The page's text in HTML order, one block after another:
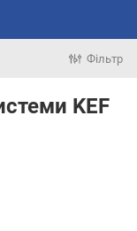
Фільтр
KEF